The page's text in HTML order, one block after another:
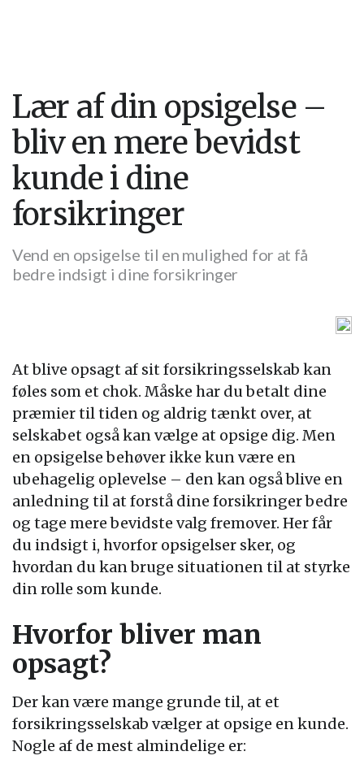
Lær af din opsigelse –
bliv en mere bevidst
kunde i dine
forsikringer
Vend en opsigelse til en mulighed for at få
bedre indsigt i dine forsikringer
At blive opsagt af sit forsikringsselskab kan
føles som et chok. Måske har du betalt dine
præmier til tiden og aldrig tænkt over, at
selskabet også kan vælge at opsige dig. Men
en opsigelse behøver ikke kun være en
ubehagelig oplevelse – den kan også blive en
anledning til at forstå dine forsikringer bedre
og tage mere bevidste valg fremover. Her får
du indsigt i, hvorfor opsigelser sker, og
hvordan du kan bruge situationen til at styrke
din rolle som kunde.
Hvorfor bliver man
opsagt?
Der kan være mange grunde til, at et
forsikringsselskab vælger at opsige en kunde.
Nogle af de mest almindelige er: